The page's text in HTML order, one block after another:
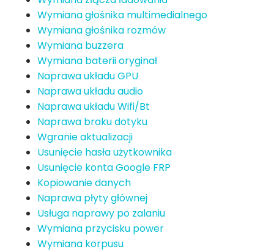
Wymiana głośnika multimedialnego
Wymiana głośnika rozmów
Wymiana buzzera
Wymiana baterii oryginał
Naprawa układu GPU
Naprawa układu audio
Naprawa układu Wifi/Bt
Naprawa braku dotyku
Wgranie aktualizacji
Usunięcie hasła użytkownika
Usunięcie konta Google FRP
Kopiowanie danych
Naprawa płyty głównej
Usługa naprawy po zalaniu
Wymiana przycisku power
Wymiana korpusu